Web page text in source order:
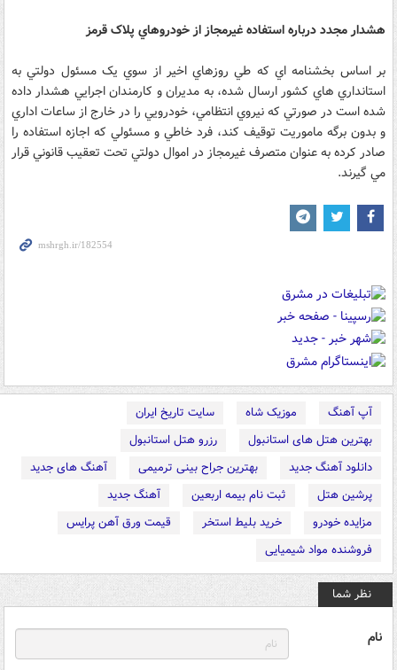
هشدار مجدد درباره استفاده غيرمجاز از خودروهاي پلاک قرمز
بر اساس بخشنامه اي که طي روزهاي اخير از سوي يک مسئول دولتي به
استانداري هاي کشور ارسال شده، به مديران و کارمندان اجرايي هشدار داده
شده است در صورتي که نيروي انتظامي، خودرويي را در خارج از ساعات اداري
و بدون برگه ماموريت توقيف کند، فرد خاطي و مسئولي که اجازه استفاده را
صادر کرده به عنوان متصرف غيرمجاز در اموال دولتي تحت تعقيب قانوني قرار
مي گيرند.
آپ آهنگ موزیک شاه
سایت تاریخ ایران
بهترین هتل های استانبول
رزرو هتل استانبول
دانلود آهنگ جدید
بهترین جراح بینی ترمیمی
آهنگ های جدید
پرشین هتل
ثبت نام بیمه اربعین
آهنگ جدید
مزایده خودرو
خرید بلیط استخر
قیمت ورق آهن پرایس
فروشنده مواد شیمیایی
نظر شما
نام